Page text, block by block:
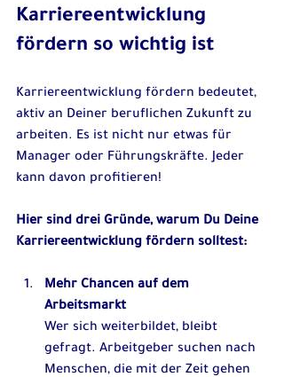
Karriereentwicklung
fördern so wichtig ist
Karriereentwicklung fördern bedeutet,
aktiv an Deiner beruflichen Zukunft zu
arbeiten. Es ist nicht nur etwas für
Manager oder Führungskräfte. Jeder
kann davon profitieren!
Hier sind drei Gründe, warum Du Deine
Karriereentwicklung fördern solltest:
Mehr Chancen auf dem
Arbeitsmarkt
Wer sich weiterbildet, bleibt
gefragt. Arbeitgeber suchen nach
Menschen, die mit der Zeit gehen